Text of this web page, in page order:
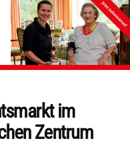
Eßlinger
Zeitung
im
Zentrum